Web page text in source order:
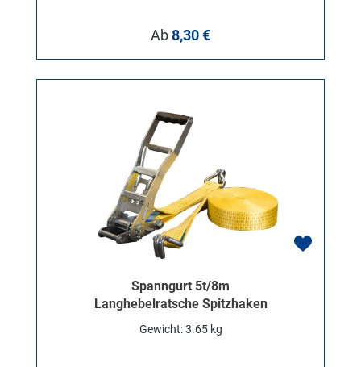
Regulärer Preis:
Ab8,30 €
Spanngurt 5t/8m
Langhebelratsche Spitzhaken
Gewicht: 3.65 kg